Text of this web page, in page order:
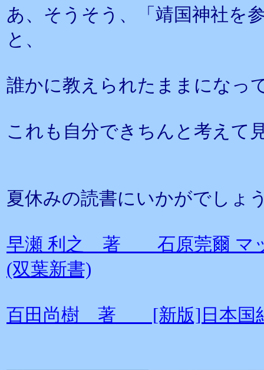
あ、そうそう、「靖国神社を
と、
誰かに教えられたままになっ
これも自分できちんと考えて
夏休みの読書にいかがでしょ
早瀬 利之 著 石原莞爾 マッ
(双葉新書)
百田尚樹 著 [新版]日本国紀